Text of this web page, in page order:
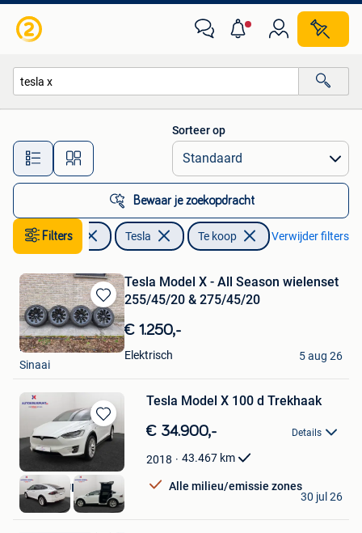
Alle afstanden…
Sorteer op
Bewaar je zoekopdracht
Filters
Auto's Tesla Te koop Verwijder filters
Bewaren
in
Mijn
Favorieten
Tesla Model X - All Season wielenset
255/45/20 & 275/45/20
€ 1.250,-
Elektrisch
Electric Cars Litaer
Sinaai
5 aug 26
Bewaren
in
Mijn
Favorieten
Tesla Model X 100 d Trekhaak
€ 34.900,- Details
2018 43.467 km
Alle milieu/emissie zones
AUTOKRUISPUNT
Tielt
30 jul 26